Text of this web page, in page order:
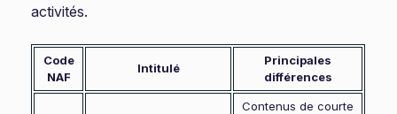
activités.
Code
NAF
Intitulé
Principales
différences
Contenus de courte